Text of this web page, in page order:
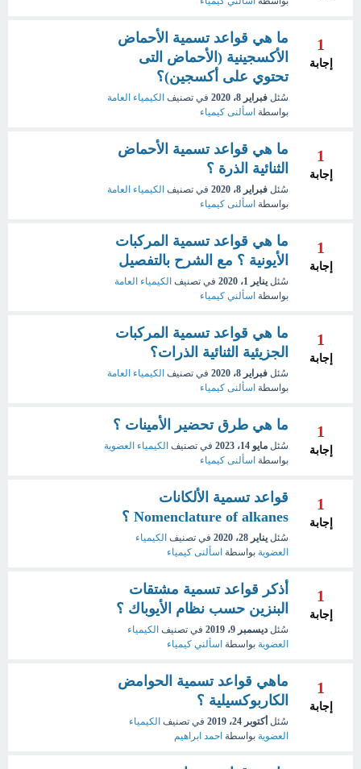
1
إجابة
ما هي قواعد تسمية الأحماض
الأكسجينية (الأحماض التى
تحتوي على أكسجين)؟
سُئل فبراير 8، 2020 في تصنيف الكيمياء العامة
بواسطة اسألنى كيمياء
1
إجابة
ما هي قواعد تسمية الأحماض
الثنائية الذرة ؟
سُئل فبراير 8، 2020 في تصنيف الكيمياء العامة
بواسطة اسألنى كيمياء
1
إجابة
ما هي قواعد تسمية المركبات
الأيونية ؟ مع الشرح بالتفصيل
سُئل يناير 1، 2020 في تصنيف الكيمياء العامة
بواسطة اسألني كيمياء
1
إجابة
ما هي قواعد تسمية المركبات
الجزيئية الثنائية الذرات؟
سُئل فبراير 8، 2020 في تصنيف الكيمياء العامة
بواسطة اسألنى كيمياء
1
إجابة
ما هي طرق تحضير الأمينات ؟
سُئل مايو 14، 2023 في تصنيف الكيمياء العضوية
بواسطة اسألنى كيمياء
1
إجابة
قواعد تسمية الألكانات
Nomenclature of alkanes ؟
سُئل يناير 28، 2020 في تصنيف الكيمياء
العضوية بواسطة اسألنى كيمياء
1
إجابة
أذكر قواعد تسمية مشتقات
البنزين حسب نظام الأيوباك ؟
سُئل ديسمبر 9، 2019 في تصنيف الكيمياء
العضوية بواسطة اسألني كيمياء
1
إجابة
ماهي قواعد تسمية الحوامض
الكاربوكسيلية ؟
سُئل أكتوبر 24، 2019 في تصنيف الكيمياء
العضوية بواسطة احمد ابراهيم